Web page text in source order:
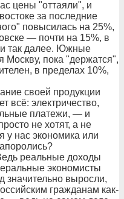
цены "оттаяли", и
за последние
повысилась на 25%,
— почти на 15%, в
так далее. Южные
Москву, пока "держатся",
в пределах 10%,
своей продукции
всё: электричество,
платежи, — и
не хотят, а не
у нас экономика или
реальные доходы
экономисты
значительно выросли,
гражданам как-